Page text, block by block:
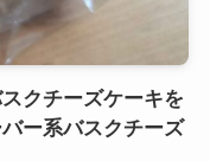
クチーズケーキを
ー系バスクチーズ